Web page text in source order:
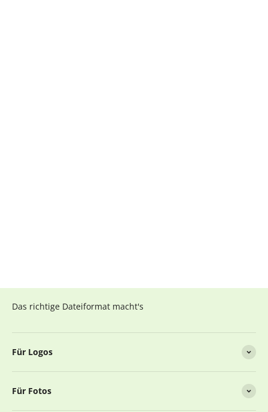
Das richtige Dateiformat macht's
Für Logos
Für Fotos